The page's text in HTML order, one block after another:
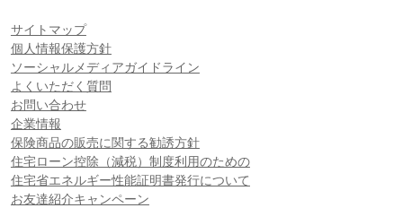
サイトマップ
個人情報保護方針
ソーシャルメディアガイドライン
よくいただく質問
お問い合わせ
企業情報
保険商品の販売に関する勧誘方針
住宅ローン控除（減税）制度利用のための
住宅省エネルギー性能証明書発行について
お友達紹介キャンペーン